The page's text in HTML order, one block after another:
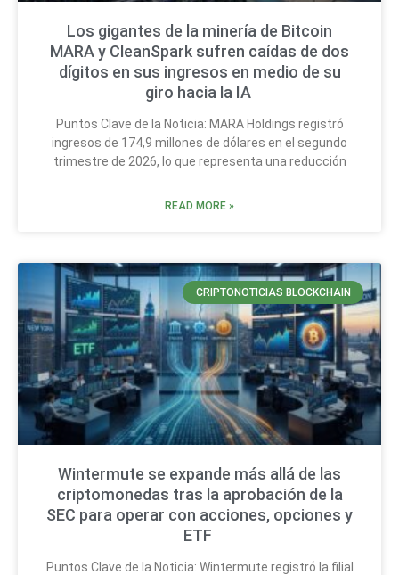
Los gigantes de la minería de Bitcoin
MARA y CleanSpark sufren caídas de dos
dígitos en sus ingresos en medio de su
giro hacia la IA
Puntos Clave de la Noticia: MARA Holdings registró
ingresos de 174,9 millones de dólares en el segundo
trimestre de 2026, lo que representa una reducción
READ MORE »
CRIPTONOTICIAS BLOCKCHAIN
Wintermute se expande más allá de las
criptomonedas tras la aprobación de la
SEC para operar con acciones, opciones y
ETF
Puntos Clave de la Noticia: Wintermute registró la filial